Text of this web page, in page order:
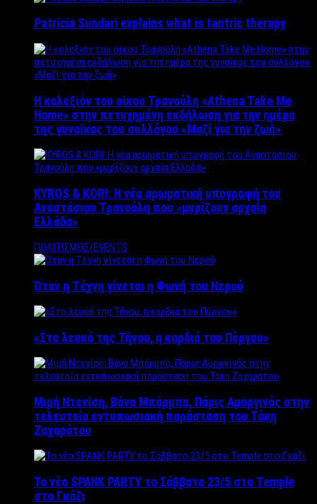
Patricia Sundari explains what is tantric therapy
Η κολεξιόν του οίκου Τρανούλη «Athena Take Me
Home» στην πετυχημένη εκδήλωση για την ημέρα
της γυναίκας του συλλόγου «Μαζί για την ζωή»
KYROS & KORI: Η νέα αρωματική υπογραφή του
Αναστάσιου Τρανούλη που «μυρίζουν αρχαία
Ελλάδα»
ΠΟΛΙΤΙΣΜΟΣ/EVENTS
Όταν η Τέχνη γίνεται η Φωνή του Νερού
«Στο λευκό της Τήνου, η καρδιά του Πύργου»
Μιμή Ντενίση, Βάνα Μπάρμπα, Πάρις Αμοργινός στην
τελευταία εντυπωσιακή παράσταση του Τάκη
Ζαχαράτου
Το νέο SPANK PARTY το Σάββατο 23/5 στο Temple
στο Γκάζι